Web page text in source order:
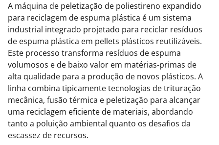
A máquina de peletização de poliestireno expandido
para reciclagem de espuma plástica é um sistema
industrial integrado projetado para reciclar resíduos
de espuma plástica em pellets plásticos reutilizáveis.
Este processo transforma resíduos de espuma
volumosos e de baixo valor em matérias-primas de
alta qualidade para a produção de novos plásticos. A
linha combina tipicamente tecnologias de trituração
mecânica, fusão térmica e peletização para alcançar
uma reciclagem eficiente de materiais, abordando
tanto a poluição ambiental quanto os desafios da
escassez de recursos.